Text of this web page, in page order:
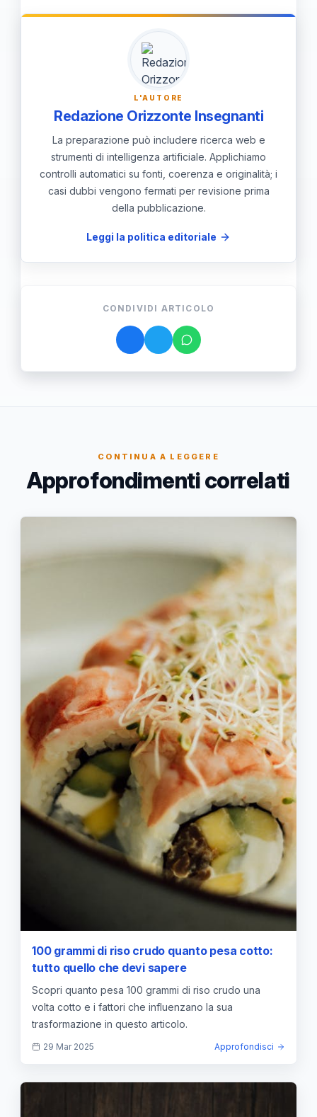
l'acqua assorbita aumenta il volume
senza aggiungere calorie.
L'AUTORE
Redazione Orizzonte Insegnanti
La preparazione può includere ricerca web e
strumenti di intelligenza artificiale. Applichiamo
controlli automatici su fonti, coerenza e originalità; i
casi dubbi vengono fermati per revisione prima
della pubblicazione.
Leggi la politica editoriale
CONDIVIDI ARTICOLO
CONTINUA A LEGGERE
Approfondimenti correlati
100 grammi di riso crudo quanto pesa cotto:
tutto quello che devi sapere
Scopri quanto pesa 100 grammi di riso crudo una
volta cotto e i fattori che influenzano la sua
trasformazione in questo articolo.
29 Mar 2025 Approfondisci